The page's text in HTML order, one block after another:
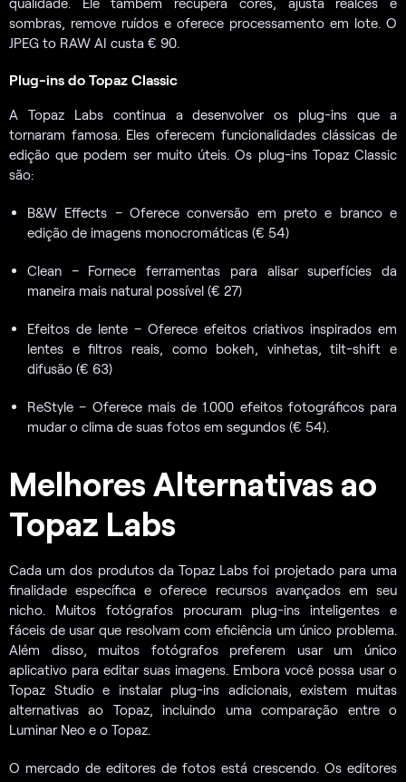
sombras, remove ruídos e oferece processamento em lote. O
JPEG to RAW AI custa € 90.
Plug-ins do Topaz Classic
A Topaz Labs continua a desenvolver os plug-ins que a
tornaram famosa. Eles oferecem funcionalidades clássicas de
edição que podem ser muito úteis. Os plug-ins Topaz Classic
são:
B&W Effects – Oferece conversão em preto e branco e
edição de imagens monocromáticas (€ 54)
Clean – Fornece ferramentas para alisar superfícies da
maneira mais natural possível (€ 27)
Efeitos de lente – Oferece efeitos criativos inspirados em
lentes e filtros reais, como bokeh, vinhetas, tilt-shift e
difusão (€ 63)
ReStyle – Oferece mais de 1.000 efeitos fotográficos para
mudar o clima de suas fotos em segundos (€ 54).
Melhores Alternativas ao
Topaz Labs
Cada um dos produtos da Topaz Labs foi projetado para uma
finalidade específica e oferece recursos avançados em seu
nicho. Muitos fotógrafos procuram plug-ins inteligentes e
fáceis de usar que resolvam com eficiência um único problema.
Além disso, muitos fotógrafos preferem usar um único
aplicativo para editar suas imagens. Embora você possa usar o
Topaz Studio e instalar plug-ins adicionais, existem muitas
alternativas ao Topaz, incluindo uma comparação entre o
Luminar Neo e o Topaz.
O mercado de editores de fotos está crescendo. Os editores